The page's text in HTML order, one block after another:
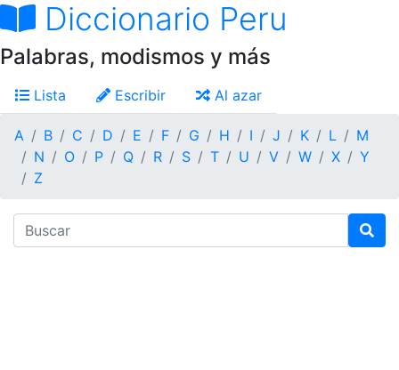
Diccionario Peru
Palabras, modismos y más
Lista Escribir Al azar
A B C D E F G H I J K L
M
N
O P Q R S T U V W X
Y
Z